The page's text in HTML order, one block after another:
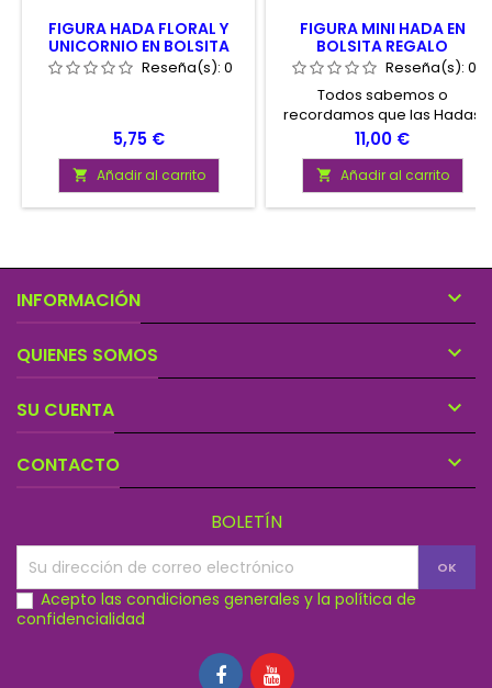
FIGURA HADA FLORAL Y
UNICORNIO EN BOLSITA
REGALO 6X7 CM.
Reseña(s): 0
Precio
5,75 €
 Añadir al carrito
FIGURA MINI HADA EN
BOLSITA REGALO
3.5X4X2.5 CM.
Reseña(s): 0
Todos sabemos o
recordamos que las Hadas
habitan generalmente entre
los árboles, bosques
misteriosos, grutas
encantadas, fuentes
mágicas, el fondo de los
tan lejos de la nuestra.
Precio
11,00 €
 Añadir al carrito
INFORMACIÓN 
QUIENES SOMOS 
SU CUENTA 
CONTACTO 
BOLETÍN
Acepto las condiciones generales y la política de
confidencialidad